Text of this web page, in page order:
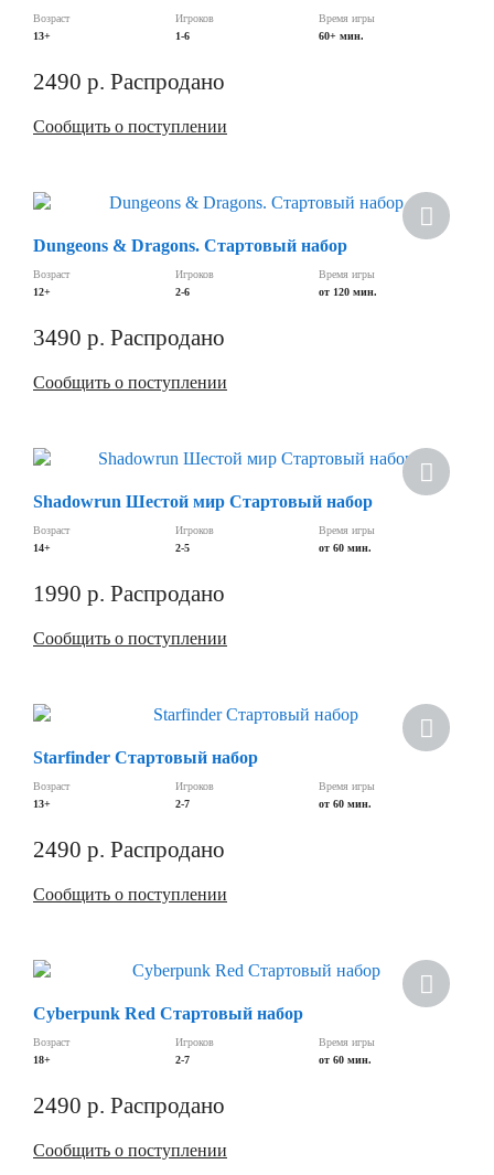
Возраст
13+
Игроков
1-6
Время игры
60+ мин.
2490 р. Распродано
Сообщить о поступлении
Dungeons & Dragons. Стартовый набор
Возраст
12+
Игроков
2-6
Время игры
от 120 мин.
3490 р. Распродано
Сообщить о поступлении
Shadowrun Шестой мир Стартовый набор
Возраст
14+
Игроков
2-5
Время игры
от 60 мин.
1990 р. Распродано
Сообщить о поступлении
Starfinder Стартовый набор
Возраст
13+
Игроков
2-7
Время игры
от 60 мин.
2490 р. Распродано
Сообщить о поступлении
Cyberpunk Red Стартовый набор
Возраст
18+
Игроков
2-7
Время игры
от 60 мин.
2490 р. Распродано
Сообщить о поступлении